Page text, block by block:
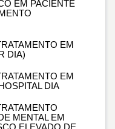
EM PACIENTE
EM
DIA)
EM
DIA
MENTAL EM
ELEVADO DE